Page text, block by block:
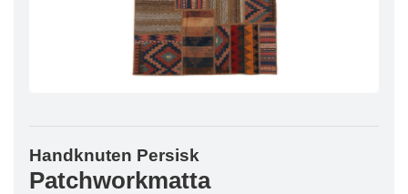
Handknuten Persisk
Patchworkmatta